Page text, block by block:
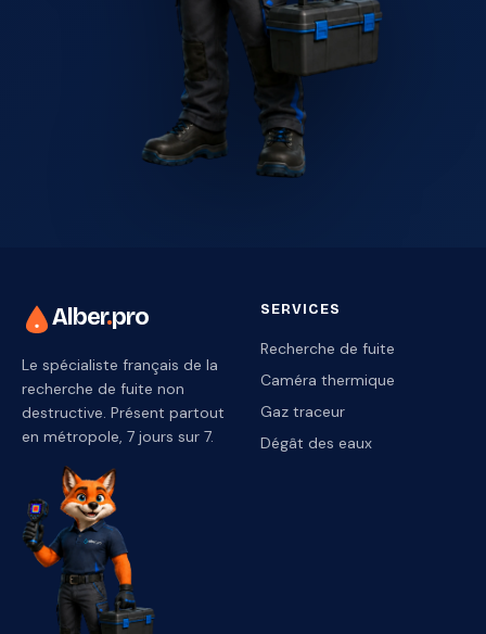
Alber.pro
Le spécialiste français de la
recherche de fuite non
destructive. Présent partout
en métropole, 7 jours sur 7.
SERVICES
Recherche de fuite
Caméra thermique
Gaz traceur
Dégât des eaux